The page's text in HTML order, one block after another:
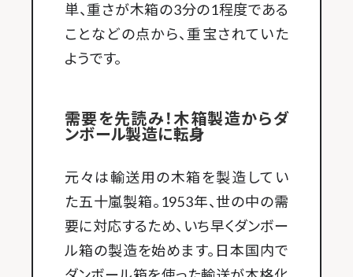
単、重さが木箱の3分の1程度である
ことなどの点から、重宝されていた
ようです。
需要を先読み！木箱製造からダ
ンボール製造に転身
元々は輸送用の木箱を製造してい
た五十嵐製箱。1953年、世の中の需
要に対応するため、いち早くダンボー
ル箱の製造を始めます。日本国内で